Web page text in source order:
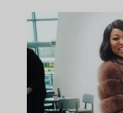
utile
été